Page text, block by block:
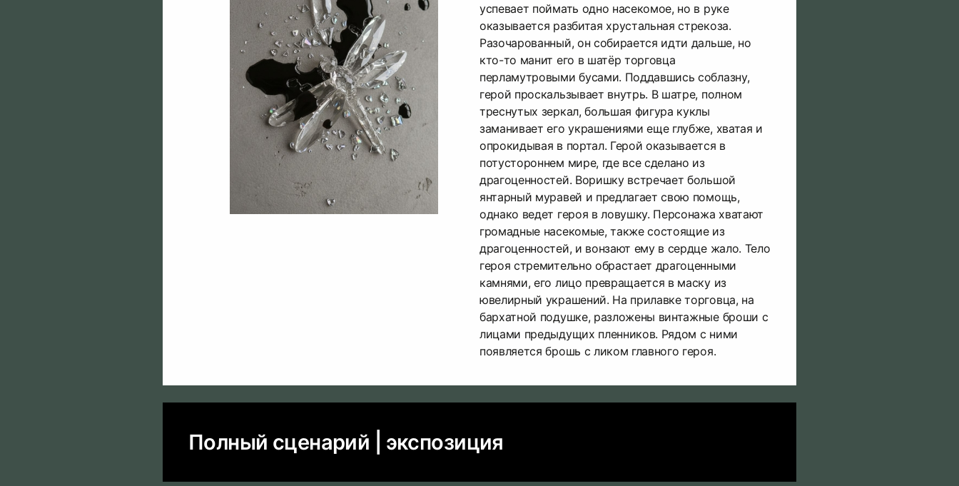
успевает поймать одно насекомое, но в руке
оказывается разбитая хрустальная стрекоза.
Разочарованный, он собирается идти дальше, но
кто-то манит его в шатёр торговца
перламутровыми бусами. Поддавшись соблазну,
герой проскальзывает внутрь. В шатре, полном
треснутых зеркал, большая фигура куклы
заманивает его украшениями еще глубже, хватая и
опрокидывая в портал. Герой оказывается в
потустороннем мире, где все сделано из
драгоценностей. Воришку встречает большой
янтарный муравей и предлагает свою помощь,
однако ведет героя в ловушку. Персонажа хватают
громадные насекомые, также состоящие из
драгоценностей, и вонзают ему в сердце жало. Тело
героя стремительно обрастает драгоценными
камнями, его лицо превращается в маску из
ювелирный украшений. На прилавке торговца, на
бархатной подушке, разложены винтажные броши с
лицами предыдущих пленников. Рядом с ними
появляется брошь с ликом главного героя.
Полный сценарий | экспозиция